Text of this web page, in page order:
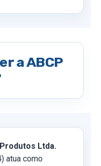
a ABCP
Ltda.
atua como